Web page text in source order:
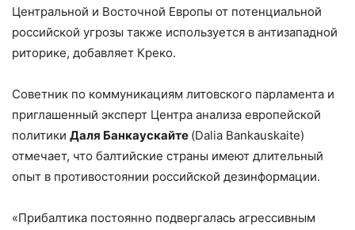
Центральной и Восточной Европы от потенциальной
российской угрозы также используется в антизападной
риторике, добавляет Креко.
Советник по коммуникациям литовского парламента и
приглашенный эксперт Центра анализа европейской
политики Даля Банкаускайте (Dalia Bankauskaite)
отмечает, что балтийские страны имеют длительный
опыт в противостоянии российской дезинформации.
«Прибалтика постоянно подвергалась агрессивным